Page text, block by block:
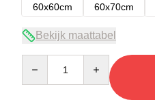
60x60cm
60x70cm
Bekijk maattabel